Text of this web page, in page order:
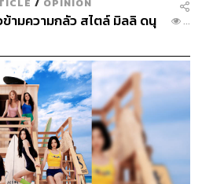
ข้ามความกลัว สไตล์ มิลลิ ดนุ
...